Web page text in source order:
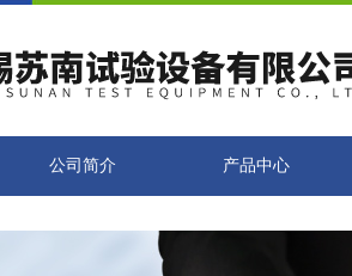
公司简介 产品中心